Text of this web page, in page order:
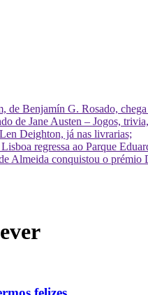
de Benjamín G. Rosado,
de Jane Austen – Jogos,
Deighton, já nas livrarias;
regressa ao Parque
Almeida conquistou o